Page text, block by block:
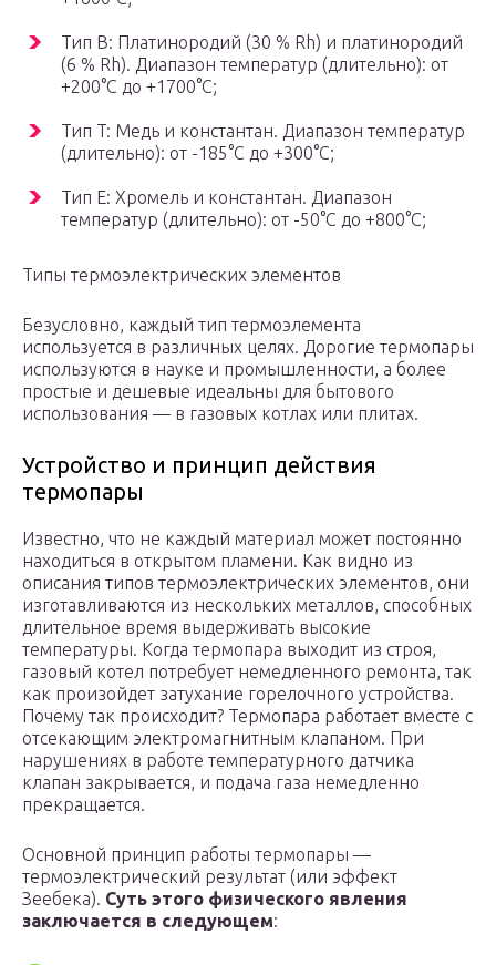
Тип B: Платинородий (30 % Rh) и платинородий
(6 % Rh). Диапазон температур (длительно): от
+200°С до +1700°С;
Тип T: Медь и константан. Диапазон температур
(длительно): от -185°С до +300°С;
Тип Е: Хромель и константан. Диапазон
температур (длительно): от -50°С до +800°С;
Типы термоэлектрических элементов
Безусловно, каждый тип термоэлемента
используется в различных целях. Дорогие термопары
используются в науке и промышленности, а более
простые и дешевые идеальны для бытового
использования — в газовых котлах или плитах.
Устройство и принцип действия
термопары
Известно, что не каждый материал может постоянно
находиться в открытом пламени. Как видно из
описания типов термоэлектрических элементов, они
изготавливаются из нескольких металлов, способных
длительное время выдерживать высокие
температуры. Когда термопара выходит из строя,
газовый котел потребует немедленного ремонта, так
как произойдет затухание горелочного устройства.
Почему так происходит? Термопара работает вместе с
отсекающим электромагнитным клапаном. При
нарушениях в работе температурного датчика
клапан закрывается, и подача газа немедленно
прекращается.
Основной принцип работы термопары —
термоэлектрический результат (или эффект
Зеебека). Суть этого физического явления
заключается в следующем: